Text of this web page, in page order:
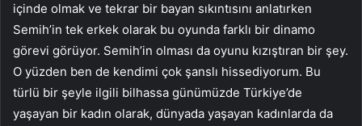
içinde olmak ve tekrar bir bayan sıkıntısını anlatırken
Semih’in tek erkek olarak bu oyunda farklı bir dinamo
görevi görüyor. Semih’in olması da oyunu kızıştıran bir şey.
O yüzden ben de kendimi çok şanslı hissediyorum. Bu
türlü bir şeyle ilgili bilhassa günümüzde Türkiye’de
yaşayan bir kadın olarak, dünyada yaşayan kadınlarda da